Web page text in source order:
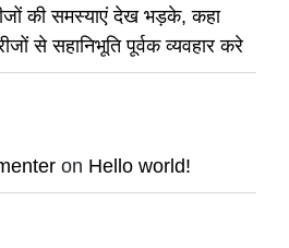
की समस्याएं देख भड़के, कहा
से सहानिभूति पूर्वक व्यवहार करे
on Hello world!